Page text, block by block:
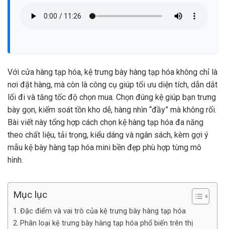
Với cửa hàng tạp hóa, kệ trưng bày hàng tạp hóa không chỉ là
nơi đặt hàng, mà còn là công cụ giúp tối ưu diện tích, dẫn dắt
lối đi và tăng tốc độ chọn mua. Chọn đúng kệ giúp bạn trưng
bày gọn, kiểm soát tồn kho dễ, hàng nhìn “đầy” mà không rối.
Bài viết này tổng hợp cách chọn kệ hàng tạp hóa đa năng
theo chất liệu, tải trọng, kiểu dáng và ngân sách, kèm gợi ý
mẫu kệ bày hàng tạp hóa mini bền đẹp phù hợp từng mô
hình.
Mục lục
Đặc điểm và vai trò của kệ trưng bày hàng tạp hóa
Phân loại kệ trưng bày hàng tạp hóa phổ biến trên thị